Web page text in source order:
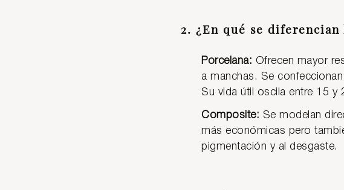
2. ¿En qué se
Porcelana: Ofrecen mayor
a manchas. Se
Su vida útil oscila entre 15 y
Composite: Se modelan
más económicas pero
pigmentación y al desgaste.